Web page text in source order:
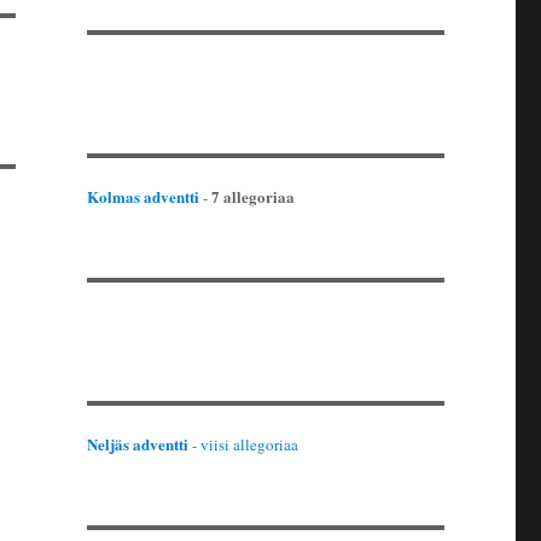
Kolmas adventti-7 allegoriaa
Neljäs adventti - viisi allegoriaa